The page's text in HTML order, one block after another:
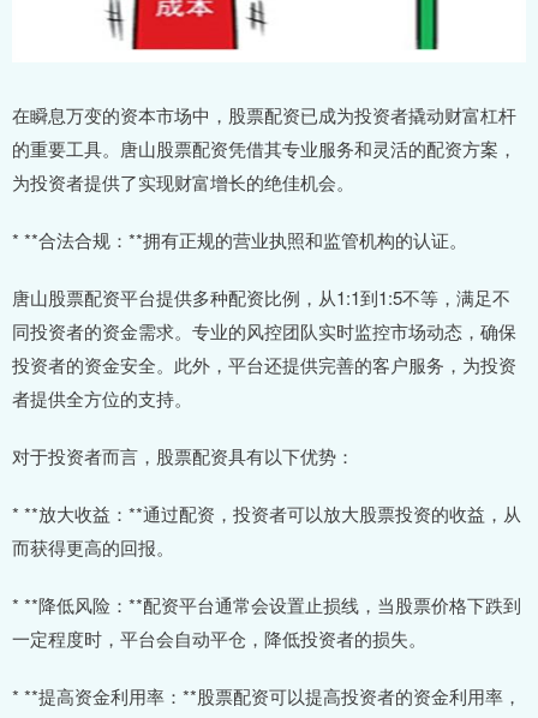
在瞬息万变的资本市场中，股票配资已成为投资者撬动财富杠杆
的重要工具。唐山股票配资凭借其专业服务和灵活的配资方案，
为投资者提供了实现财富增长的绝佳机会。
* **合法合规：**拥有正规的营业执照和监管机构的认证。
唐山股票配资平台提供多种配资比例，从1:1到1:5不等，满足不
同投资者的资金需求。专业的风控团队实时监控市场动态，确保
投资者的资金安全。此外，平台还提供完善的客户服务，为投资
者提供全方位的支持。
对于投资者而言，股票配资具有以下优势：
* **放大收益：**通过配资，投资者可以放大股票投资的收益，从
而获得更高的回报。
* **降低风险：**配资平台通常会设置止损线，当股票价格下跌到
一定程度时，平台会自动平仓，降低投资者的损失。
* **提高资金利用率：**股票配资可以提高投资者的资金利用率，